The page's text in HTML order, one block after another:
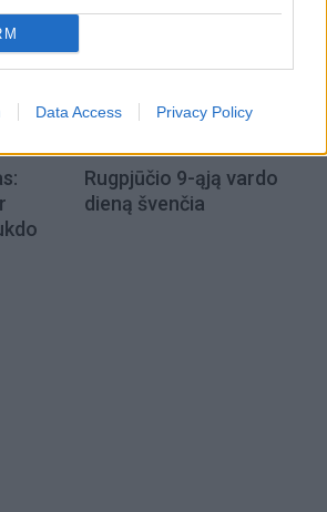
Data Access Privacy Policy
Rugpjūčio 9-ąją vardo
dieną švenčia